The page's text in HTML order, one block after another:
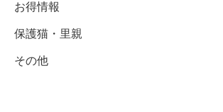
お得情報
保護猫・里親
その他